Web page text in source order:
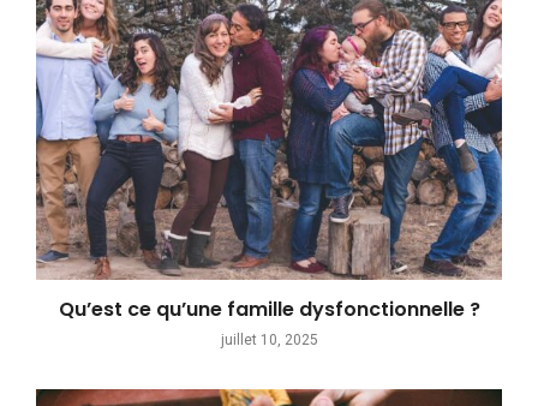
Qu’est ce qu’une famille dysfonctionnelle ?
juillet 10, 2025